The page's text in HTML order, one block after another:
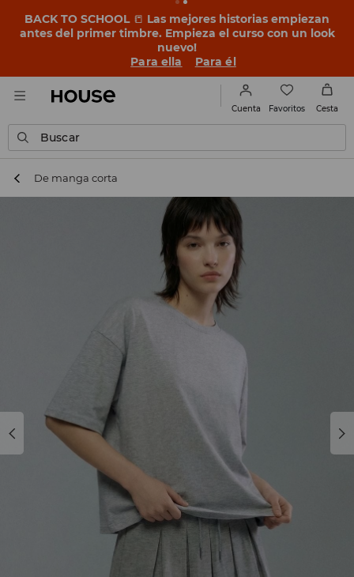
BACK TO SCHOOL 📒 Las mejores historias empiezan
antes del primer timbre. Empieza el curso con un look
nuevo!
Para ella
Para él
Cuenta Favoritos Cesta
Buscar
De manga corta